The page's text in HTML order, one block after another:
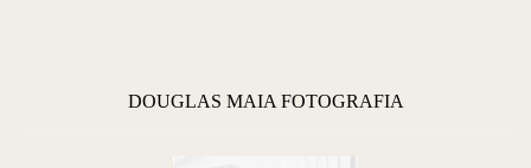
DOUGLAS MAIA FOTOGRAFIA